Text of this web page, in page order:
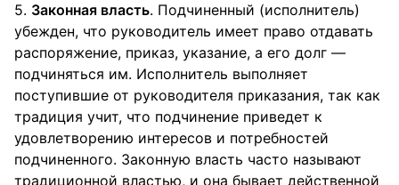
5. Законная власть. Подчиненный (исполнитель)
убежден, что руководитель имеет право отдавать
распоряжение, приказ, указание, а его долг —
подчиняться им. Исполнитель выполняет
поступившие от руководителя приказания, так как
традиция учит, что подчинение приведет к
удовлетворению интересов и потребностей
подчиненного. Законную власть часто называют
традиционной властью, и она бывает действенной